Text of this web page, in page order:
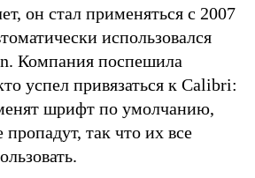
он стал применяться с 2007
использовался
Компания поспешила
успел привязаться к Calibri:
шрифт по умолчанию,
так что их все